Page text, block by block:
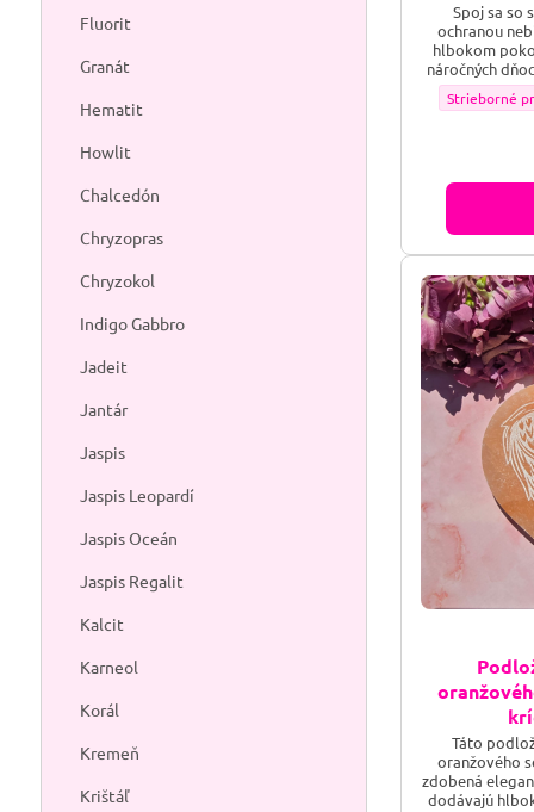
FAQ — Selenit
Aký
duchovným
Ku ktorej
vedeniu a
Ako selenit
jeho
Je
Stačí ho z
Ako sa
Je selenit
krásne,
Kamene a
produkte
konzumáciu
Spoj sa so
ochranou
hlbokom
náročných
sebe
Náramok
spojením s
na zápästie a
rozptýlila
Náramok
Strieborné
Táto
oranžového
zdobená
dodávajú
Fluorit
Granát
Hematit
Howlit
Chalcedón
Chryzopras
Chryzokol
Indigo Gabbro
Jadeit
Jantár
Jaspis
Jaspis Leopardí
Jaspis Oceán
Jaspis Regalit
Kalcit
Karneol
Korál
Kremeň
Krištáľ